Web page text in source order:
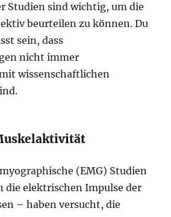
Studien sind wichtig, um die
beurteilen zu können. Du
sein, dass
nicht immer
wissenschaftlichen
(EMG) Studien
die elektrischen Impulse der
– haben versucht, die